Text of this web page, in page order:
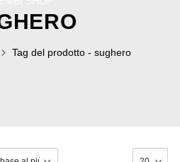
Tag del prodotto - sughero